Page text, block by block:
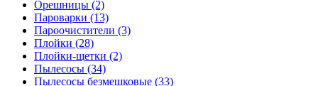
Орешницы (2)
Пароварки (13)
Пароочистители (3)
Плойки (28)
Плойки-щетки (2)
Пылесосы (34)
Пылесосы безмешковые (33)